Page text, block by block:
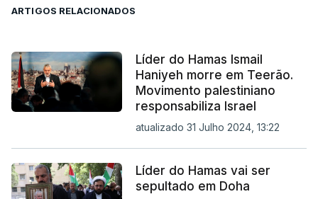
ARTIGOS RELACIONADOS
Líder do Hamas Ismail
Haniyeh morre em Teerão.
Movimento palestiniano
responsabiliza Israel
atualizado 31 Julho 2024, 13:22
Líder do Hamas vai ser
sepultado em Doha